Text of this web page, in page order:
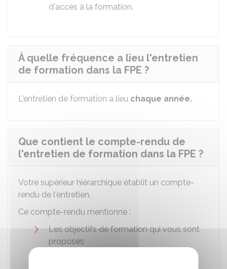
d'accès à la formation.
À quelle fréquence a lieu l'entretien
de formation dans la FPE ?
L'entretien de formation a lieu chaque année.
Que contient le compte-rendu de
l'entretien de formation dans la FPE ?
Votre supérieur hiérarchique établit un compte-
rendu de l'entretien.
Ce compte-rendu mentionne :
Les objectifs de formation qui vous sont
proposés